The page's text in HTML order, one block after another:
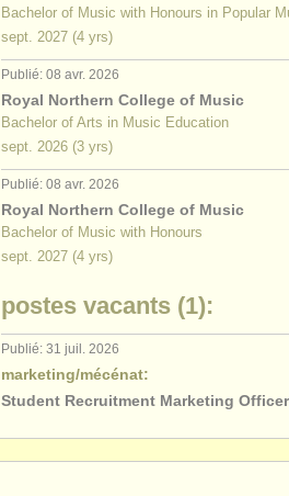
Bachelor of Music with Honours in Popular
sept. 2027 (4 yrs)
Publié: 08 avr. 2026
Royal Northern College of Music
Bachelor of Arts in Music Education
sept. 2026 (3 yrs)
Publié: 08 avr. 2026
Royal Northern College of Music
Bachelor of Music with Honours
sept. 2027 (4 yrs)
postes vacants (1):
Publié: 31 juil. 2026
marketing/mécénat:
Student Recruitment Marketing